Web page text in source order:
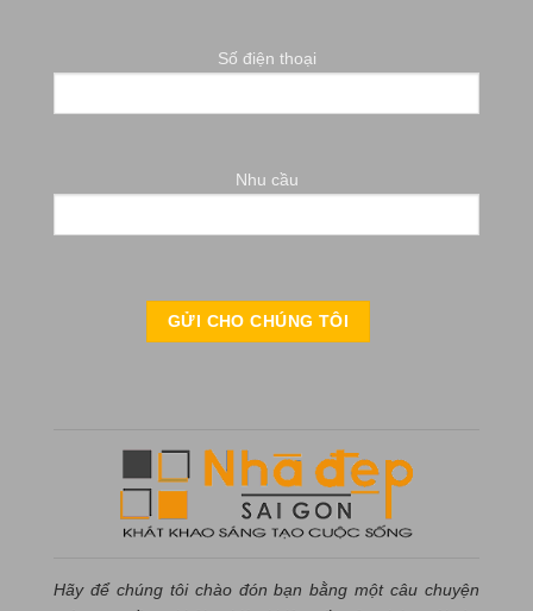
Số điện thoại
Nhu cầu
Hãy để chúng tôi chào đón bạn bằng một câu chuyện